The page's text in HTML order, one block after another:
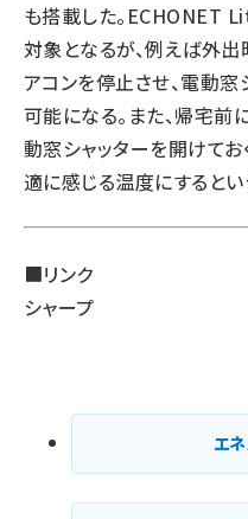
も搭載した。ECHONET
対象となるが、例えば外
アコンを停止させ、電動
可能になる。また、帰宅前
動窓シャッターを開けてお
適に感じる温度にするとい
■リンク
シャープ
エ